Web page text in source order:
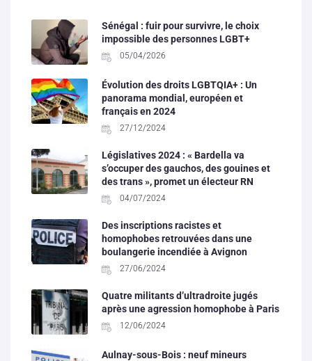
Sénégal : fuir pour survivre, le choix
impossible des personnes LGBT+
05/04/2026
Évolution des droits LGBTQIA+ : Un
panorama mondial, européen et
français en 2024
27/12/2024
Législatives 2024 : « Bardella va
s’occuper des gauchos, des gouines et
des trans », promet un électeur RN
04/07/2024
Des inscriptions racistes et
homophobes retrouvées dans une
boulangerie incendiée à Avignon
27/06/2024
Quatre militants d’ultradroite jugés
après une agression homophobe à Paris
12/06/2024
Aulnay-sous-Bois : neuf mineurs